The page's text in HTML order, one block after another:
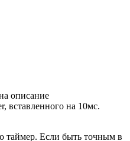
описание
вставленного на 10мс.
таймер. Если быть точным в